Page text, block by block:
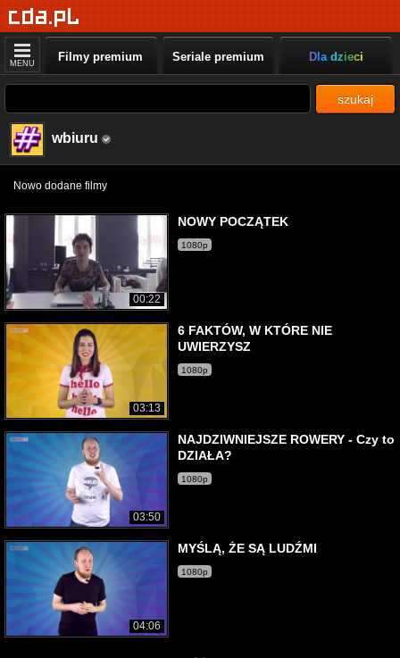
MENU Filmy premium Seriale premium Dla dzieci
szukaj
wbiuru
Nowo dodane filmy
00:22
NOWY POCZĄTEK
1080p
03:13
6 FAKTÓW, W KTÓRE NIE
UWIERZYSZ
1080p
03:50
NAJDZIWNIEJSZE ROWERY - Czy to
DZIAŁA?
1080p
04:06
MYŚLĄ, ŻE SĄ LUDŹMI
1080p